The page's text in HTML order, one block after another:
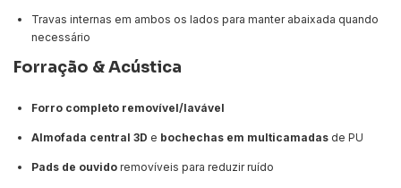
Travas internas em ambos os lados para manter abaixada quando
necessário
Forração & Acústica
Forro completo removível/lavável
Almofada central 3D e bochechas em multicamadas de PU
Pads de ouvido removíveis para reduzir ruído